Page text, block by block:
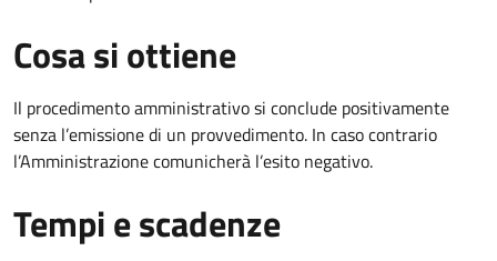
Cosa si ottiene
Il procedimento amministrativo si conclude positivamente
senza l’emissione di un provvedimento. In caso contrario
l’Amministrazione comunicherà l’esito negativo.
Tempi e scadenze